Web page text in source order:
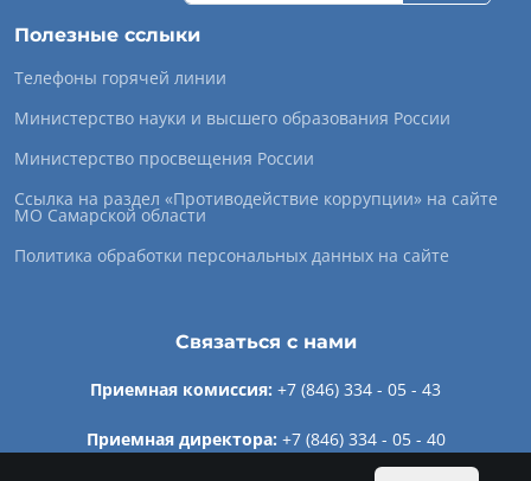
Полезные сслыки
Телефоны горячей линии
Министерство науки и высшего образования России
Министерство просвещения России
Ссылка на раздел «Противодействие коррупции» на сайте
МО Самарской области
Политика обработки персональных данных на сайте
Связаться с нами
Приемная комиссия: +7 (846) 334 - 05 - 43
Приемная директора: +7 (846) 334 - 05 - 40